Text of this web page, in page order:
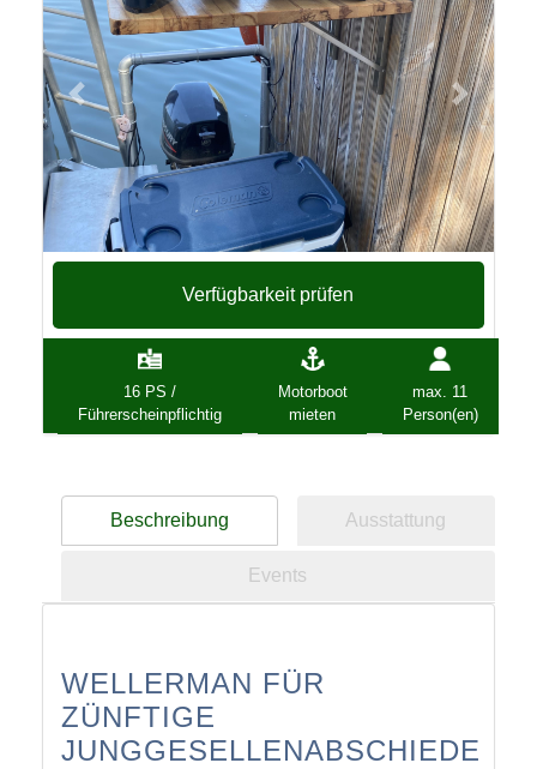
Zurück - Wellerman Weiter -
Verfügbarkeit prüfen
16 PS /
Führerscheinpflichtig
Motorboot
mieten
max. 11
Person(en)
Beschreibung Ausstattung
Events
WELLERMAN FÜR
ZÜNFTIGE
JUNGGESELLENABSCHIEDE